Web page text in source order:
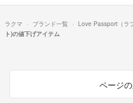
ラクマ ブランド一覧 Love Passport（ラ
ト)の値下げアイテム
ページ